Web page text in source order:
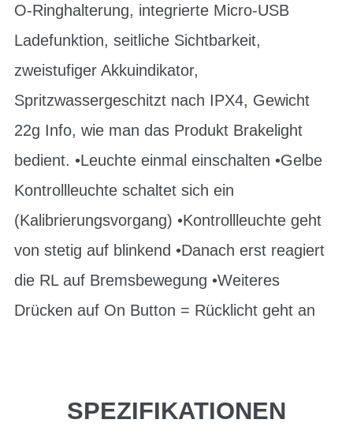
O-Ringhalterung, integrierte Micro-USB
Ladefunktion, seitliche Sichtbarkeit,
zweistufiger Akkuindikator,
Spritzwassergeschitzt nach IPX4, Gewicht
22g Info, wie man das Produkt Brakelight
bedient. •Leuchte einmal einschalten •Gelbe
Kontrollleuchte schaltet sich ein
(Kalibrierungsvorgang) •Kontrollleuchte geht
von stetig auf blinkend •Danach erst reagiert
die RL auf Bremsbewegung •Weiteres
Drücken auf On Button = Rücklicht geht an
SPEZIFIKATIONEN